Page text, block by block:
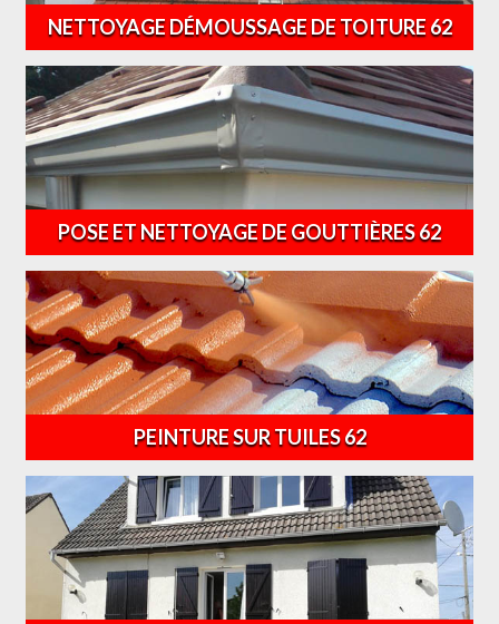
NETTOYAGE DÉMOUSSAGE DE TOITURE 62
POSE ET NETTOYAGE DE GOUTTIÈRES 62
PEINTURE SUR TUILES 62